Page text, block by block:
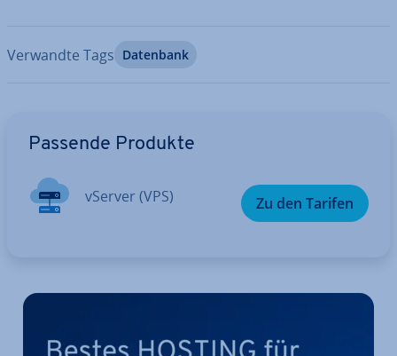
Verwandte Tags Datenbank
Passende Produkte
vServer (VPS) Zu den Tarifen